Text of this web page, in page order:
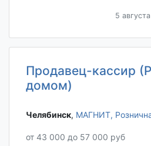
5
Продавец-кассир
домом)
Челябинск‎, МАГНИТ,
от 43 000 до 57 000 руб